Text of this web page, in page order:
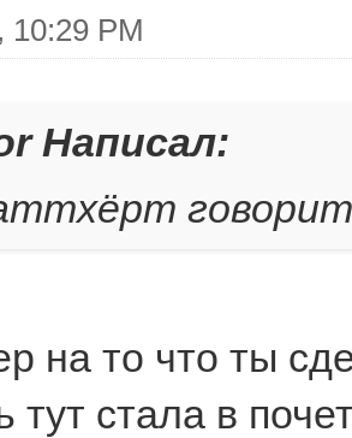
10:29 PM
Написал:
на то что ты
тут стала в